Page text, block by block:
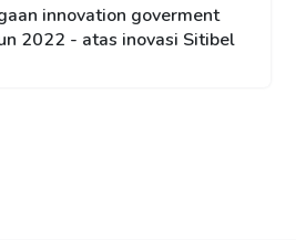
innovation goverment
2022 - atas inovasi Sitibel